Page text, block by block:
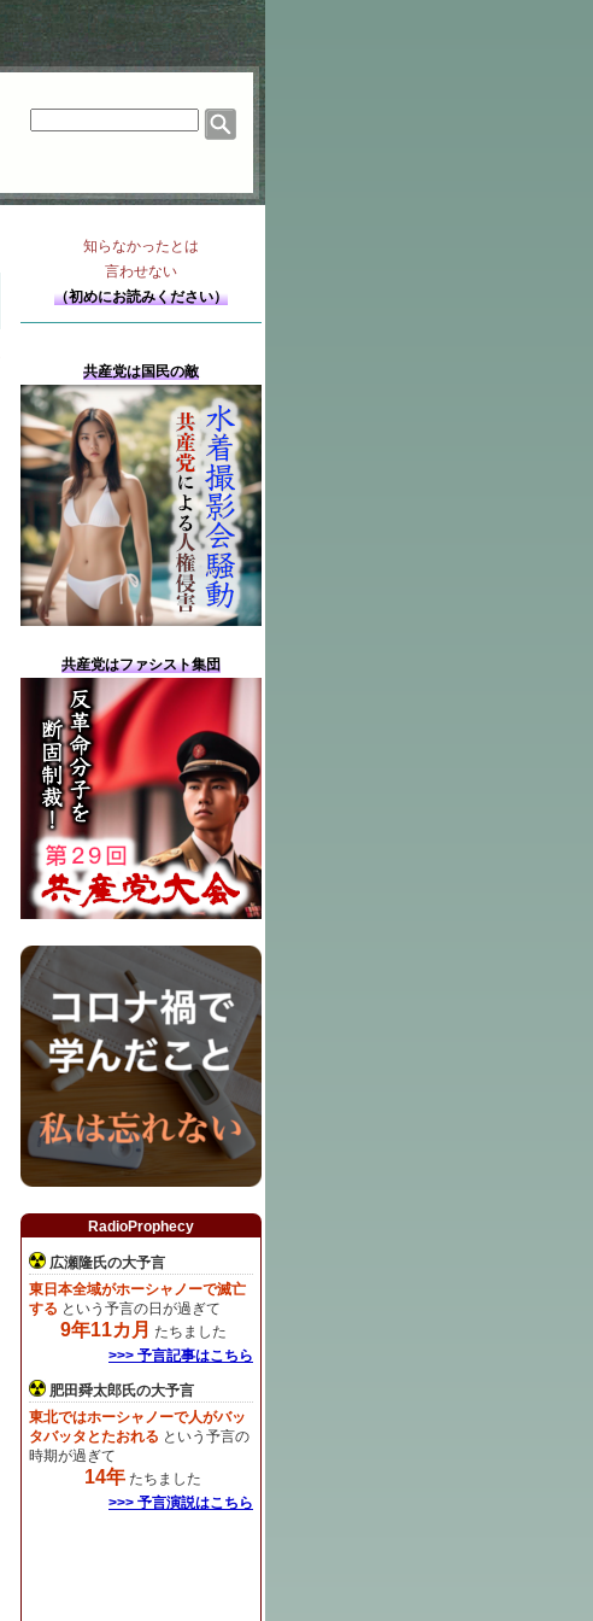
知らなかったとは
言わせない
（初めにお読みください）
共産党は国民の敵
共産党はファシスト集団